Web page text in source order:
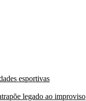
esportivas
legado ao improviso